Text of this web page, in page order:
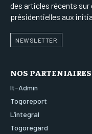
des articles récents
présidentielles aux
NEWSLETTER
NOS PARTENIAIRES
It-Admin
Togoreport
L’integral
Togoregard